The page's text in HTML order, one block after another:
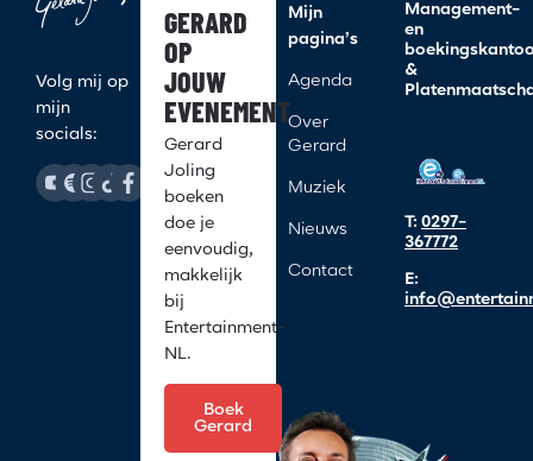
Volg mij op
mijn
socials:
Mijn
pagina’s
Agenda
Over
Gerard
Muziek
Nieuws
Contact
Management-
en
&
T: 0297-
367772
E:
GERARD
OP
JOUW
EVENEMENT
Gerard
Joling
boeken
doe je
eenvoudig,
makkelijk
bij
Entertainment-
NL.
Boek
Gerard